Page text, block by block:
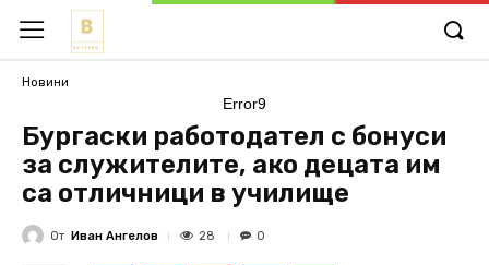
Новини
Error9
Бургаски работодател с бонуси
за служителите, ако децата им
са отличници в училище
От Иван Ангелов 28 0